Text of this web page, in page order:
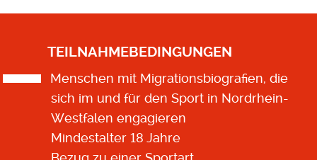
TEILNAHMEBEDINGUNGEN
Menschen mit Migrationsbiografien, die
sich im und für den Sport in Nordrhein-
Westfalen engagieren
Mindestalter 18 Jahre